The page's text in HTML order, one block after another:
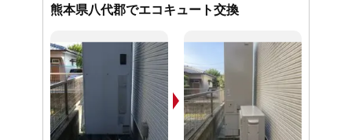
熊本県八代郡でエコキュート交換